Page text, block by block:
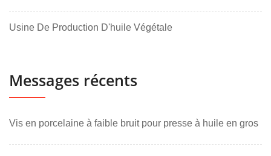
Usine De Production D'huile Végétale
Messages récents
Vis en porcelaine à faible bruit pour presse à huile en gros